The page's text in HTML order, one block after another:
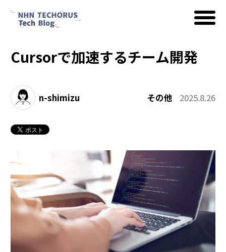
AWS
Google Cloud
イベント
コラム
その他
Cursorで加速するチーム開発
n-shimizu その他 2025.8.26